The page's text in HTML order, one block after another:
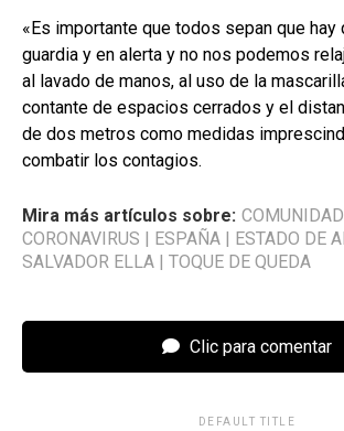
«Es importante que todos sepan que hay
guardia y en alerta y no nos podemos
al lavado de manos, al uso de la
contante de espacios cerrados y el
de dos metros como medidas
combatir los contagios.
Mira más artículos sobre: COMUNIDAD
CORONAVIRUS | ESPAÑA | ESTADO DE
SALVADOR ELLA | TOQUE DE QUEDA
Clic para comentar
DEFAULT TITLE